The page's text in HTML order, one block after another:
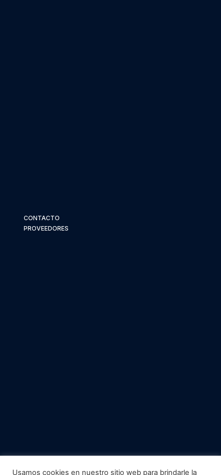
CONTACTO
PROVEEDORES
Usamos cookies en nuestro sitio web para brindarle la